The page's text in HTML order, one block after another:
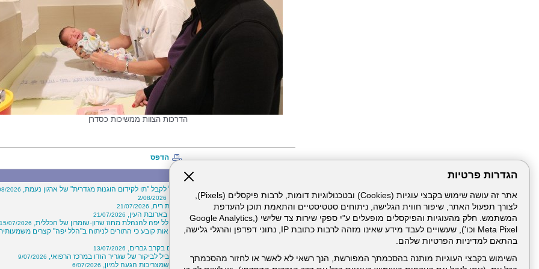
הגדרות פרטיות
אתר זה עושה שימוש בקבצי עוגיות (Cookies) ובטכנולוגיות דומות, לרבות פיקסלים (Pixels),
לצורך תפעול האתר, שיפור חווית הגלישה, ניתוחים סטטיסטיים והתאמת תוכן להעדפת
המשתמש. חלק מהעוגיות והפיקסלים מופעלים ע"י ספקי שירות צד שלישי (Google Analytics,
Meta Pixel וכו'), שעשויים לעבד מידע שאינו מזהה לרבות כתובת IP, נתוני דפדפן והרגלי גלישה,
בהתאם למדיניות הפרטיות שלהם.
השימוש בקבצי העוגיות מותנה בהסכמתך המפורשת, הנך רשאי לא לאשר או לחזור מהסכמתך
הדרכות הצוות ממשיכות כסדרן
הדפס
הלל יפה הוא בית החולים הראשון בישראל לקבל "תו לקידום הוגנות מגדרית" של ארגון נעמת, 2026
סבב מינויי בכירים במרכז הרפואי הלל יפה, 2/08/2026
פרויקט "קרוב ללב"- חיבוק מרחוק באמצעות ריח, 21/07/2026
הגלישה הסתיימה בשני שברים באף ושבר בארובת העין, 21/07/2026
מפגש הנהלות מוצלח בין המרכז הרפואי הלל יפה להנהלת מחוז שרון-שומרון של הכללית, 15/07/2026
צריכים לעבור ניתוח? דו"ח של משרד הבריאות קובע כי התורים לניתוח ב"הלל יפה" קצרים
לא רק נשים: עלייה במספר ניתוחי עפעפיים בקרב גברים, 13/07/2026
מחקר על יוגה וחוסן שבוצע ב"הלל יפה" הוביל לביקור של שגריר הודו במרכז הרפואי, 9/07/2026
חופשת הקיץ כבר כאן: אלה חמש הסכנות שמצריכות הגעה למיון, 6/07/2026